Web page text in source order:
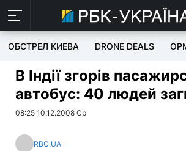
ОБСТРЕЛ КИЕВА DRONE DEALS
В Індії згорів
автобус: 40 людей
08:25 10.12.2008 Ср
RBC.UA